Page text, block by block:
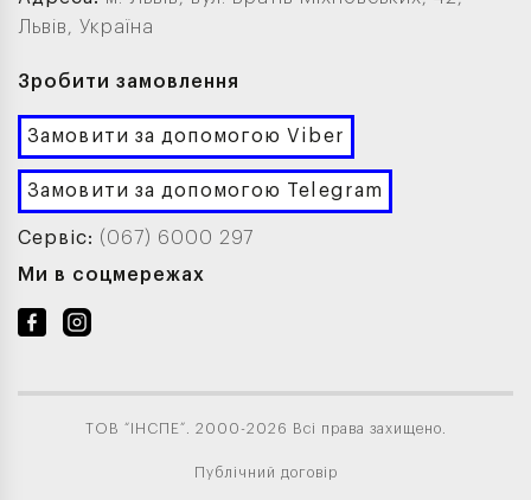
Львів, Україна
Зробити замовлення
Замовити за допомогою Viber
Замовити за допомогою Telegram
Сервіс: (067) 6000 297
Ми в соцмережах
ТОВ “ІНСПЕ”. 2000-2026 Всі права захищено.
Публічний договір